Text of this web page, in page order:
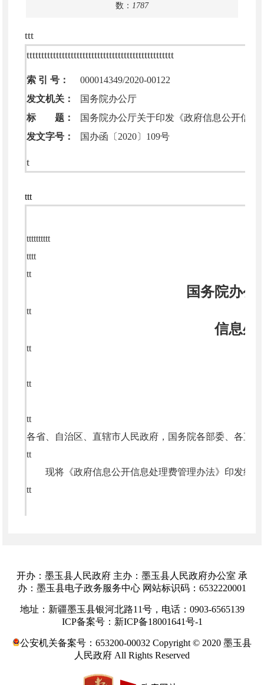
数： 1787
ttt
tttttttttttttttttttttttttttttttttttttttttttttttttt
索 引 号：
000014349/2020-00122
发文机关：
国务院办公厅
标 题：
国务院办公厅关于印发《政府信息公开信息
发文字号：
国办函〔2020〕109号
t
ttt
tttttttttt
tttt
tt
国务院办公
tt
信息处
tt
tt
tt
各省、自治区、直辖市人民政府，国务院各部委、各直
tt
现将《政府信息公开信息处理费管理办法》印发给
tt
（此件公开发布）
开办：墨玉县人民政府 主办：墨玉县人民政府办公室 承
办：墨玉县电子政务服务中心 网站标识码：6532220001
地址：新疆墨玉县银河北路11号，电话：0903-6565139
ICP备案号：新ICP备18001641号-1
公安机关备案号：653200-00032 Copyright © 2020 墨玉县
人民政府 All Rights Reserved